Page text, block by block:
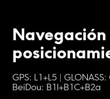
Navegación
GPS: L1+L5 |
BeiDou: B1I+B1C+B2a